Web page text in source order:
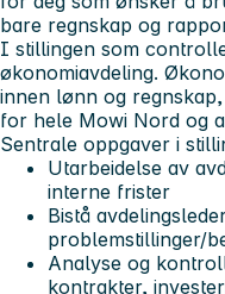
bare regnskap og
I stillingen som
økonomiavdeling.
innen lønn og
for hele Mowi Nord og
Sentrale oppgaver i
Utarbeidelse av
interne frister
Bistå
problemstillinger/
Analyse og
kontrakter,